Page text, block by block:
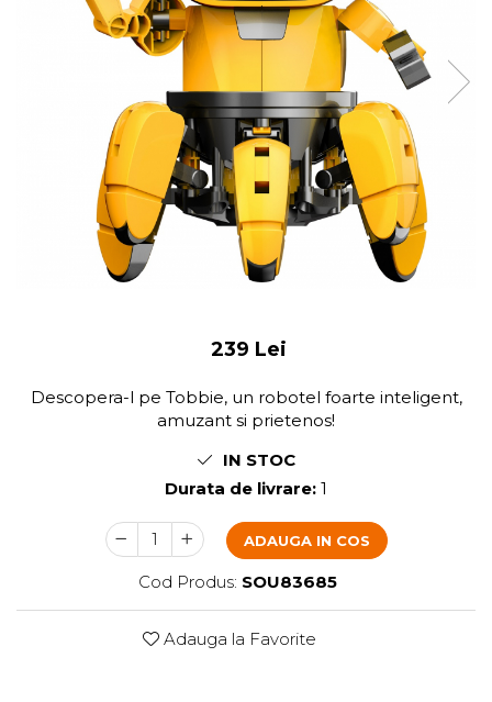
239 Lei
Descopera-l pe Tobbie, un robotel foarte inteligent,
amuzant si prietenos!
IN STOC
Durata de livrare: 1
ADAUGA IN COS
Cod Produs: SOU83685
Adauga la Favorite